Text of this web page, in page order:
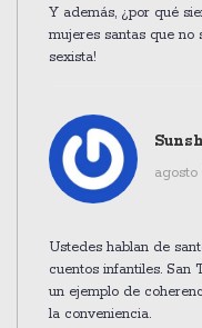
Y además, ¿por qué
mujeres santas que no
sexista!
agosto
Ustedes hablan de
cuentos infantiles. San
un ejemplo de
la conveniencia.